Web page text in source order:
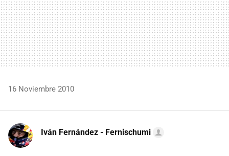
16 Noviembre 2010
Iván Fernández - Fernischumi